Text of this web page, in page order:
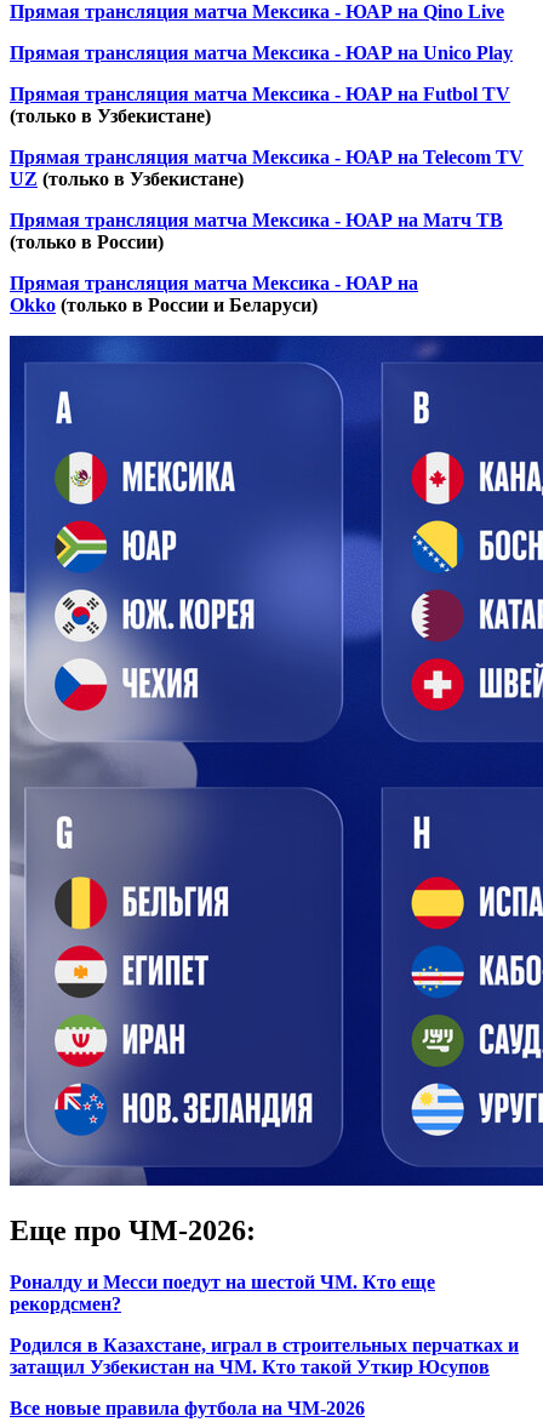
Прямая трансляция матча Мексика - ЮАР на Qino Live
Прямая трансляция матча Мексика - ЮАР на Unico Play
Прямая трансляция матча Мексика - ЮАР на Futbol TV
(только в Узбекистане)
Прямая трансляция матча Мексика - ЮАР на Telecom TV
UZ (только в Узбекистане)
Прямая трансляция матча Мексика - ЮАР на Матч ТВ
(только в России)
Прямая трансляция матча Мексика - ЮАР на
Okko (только в России и Беларуси)
Еще про ЧМ-2026:
Роналду и Месси поедут на шестой ЧМ. Кто еще
рекордсмен?
Родился в Казахстане, играл в строительных перчатках и
затащил Узбекистан на ЧМ. Кто такой Уткир Юсупов
Все новые правила футбола на ЧМ-2026